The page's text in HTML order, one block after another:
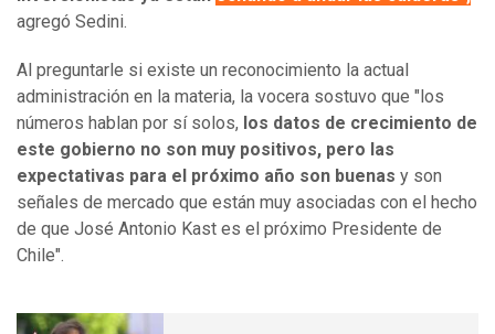
agregó Sedini.
Al preguntarle si existe un reconocimiento la actual
administración en la materia, la vocera sostuvo que "los
números hablan por sí solos, los datos de crecimiento de
este gobierno no son muy positivos, pero las
expectativas para el próximo año son buenas y son
señales de mercado que están muy asociadas con el hecho
de que José Antonio Kast es el próximo Presidente de
Chile".